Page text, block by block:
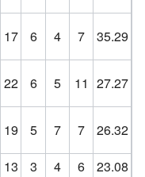
17 6 4 7 35.29
22 6 5 11 27.27
19 5 7 7
26.32
13 3 4 6 23.08